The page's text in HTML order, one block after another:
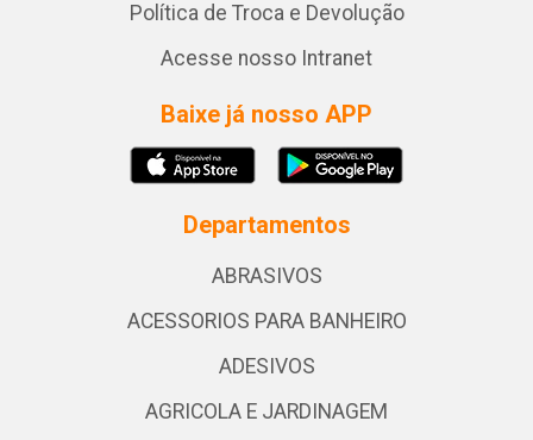
Política de Troca e Devolução
Acesse nosso Intranet
Baixe já nosso APP
Departamentos
ABRASIVOS
ACESSORIOS PARA BANHEIRO
ADESIVOS
AGRICOLA E JARDINAGEM